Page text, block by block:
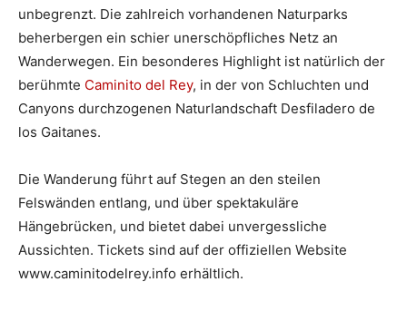
unbegrenzt. Die zahlreich vorhandenen Naturparks
beherbergen ein schier unerschöpfliches Netz an
Wanderwegen. Ein besonderes Highlight ist natürlich der
berühmte Caminito del Rey, in der von Schluchten und
Canyons durchzogenen Naturlandschaft Desfiladero de
los Gaitanes.
Die Wanderung führt auf Stegen an den steilen
Felswänden entlang, und über spektakuläre
Hängebrücken, und bietet dabei unvergessliche
Aussichten. Tickets sind auf der offiziellen Website
www.caminitodelrey.info erhältlich.